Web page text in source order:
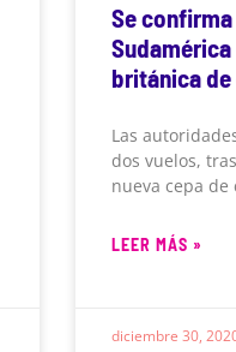
Se
británica
Las
dos vuelos,
nueva cepa de
LEER MÁS »
diciembre 30,